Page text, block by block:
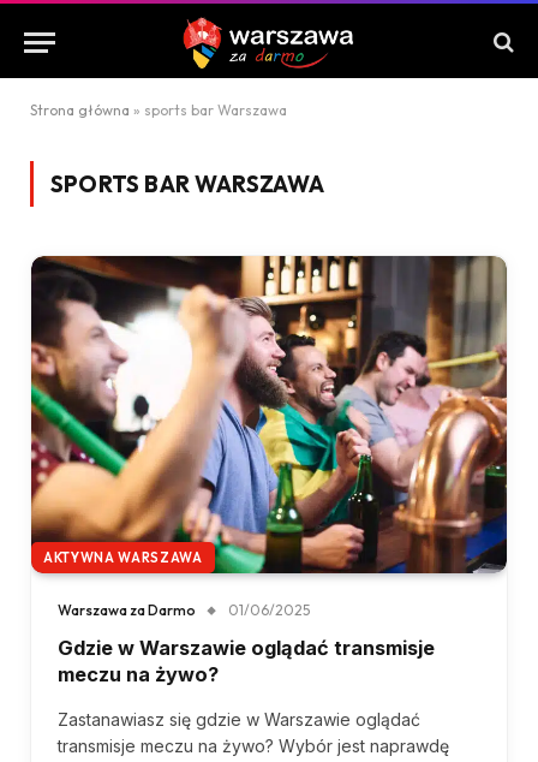
Strona główna » sports bar Warszawa
SPORTS BAR WARSZAWA
AKTYWNA WARSZAWA
Warszawa za Darmo 01/06/2025
Gdzie w Warszawie oglądać transmisje
meczu na żywo?
Zastanawiasz się gdzie w Warszawie oglądać
transmisje meczu na żywo? Wybór jest naprawdę